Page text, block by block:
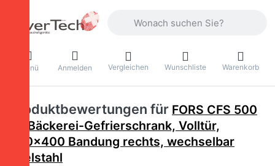
Menü Anmelden Vergleichen Wunschliste Warenkorb
Produktbewertungen für FORS CFS 500
ES Bäckerei-Gefrierschrank, Volltür,
600x400 Bandung rechts, wechselbar
Edelstahl